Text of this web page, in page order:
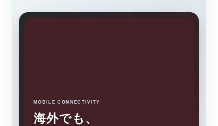
MOBILE CONNECTIVITY
海外でも、